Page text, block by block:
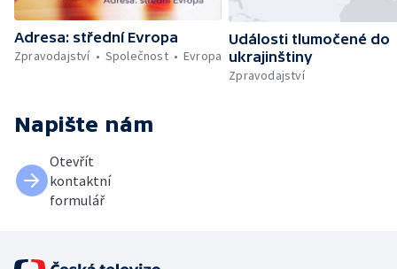
Adresa: střední Evropa
Zpravodajství
Společnost Evropa
Události tlumočené do
ukrajinštiny
Zpravodajství
Napište nám
Otevřít
kontaktní
formulář